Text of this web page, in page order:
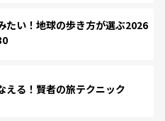
たい！地球の歩き方が選ぶ2026
える！賢者の旅テクニック